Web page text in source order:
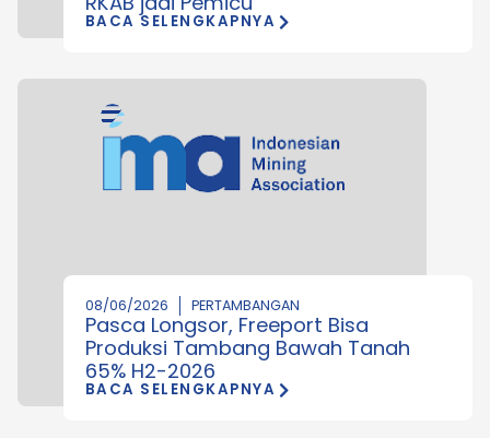
BACA SELENGKAPNYA
08/06/2026 PERTAMBANGAN
Pasca Longsor, Freeport Bisa
Produksi Tambang Bawah Tanah
65% H2-2026
BACA SELENGKAPNYA